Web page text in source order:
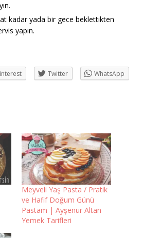
kadar yada bir gece beklettikten
yapın.
Twitter
WhatsApp
Meyveli Yaş Pasta / Pratik
ve Hafif Doğum Günü
Pastam | Ayşenur Altan
Yemek Tarifleri